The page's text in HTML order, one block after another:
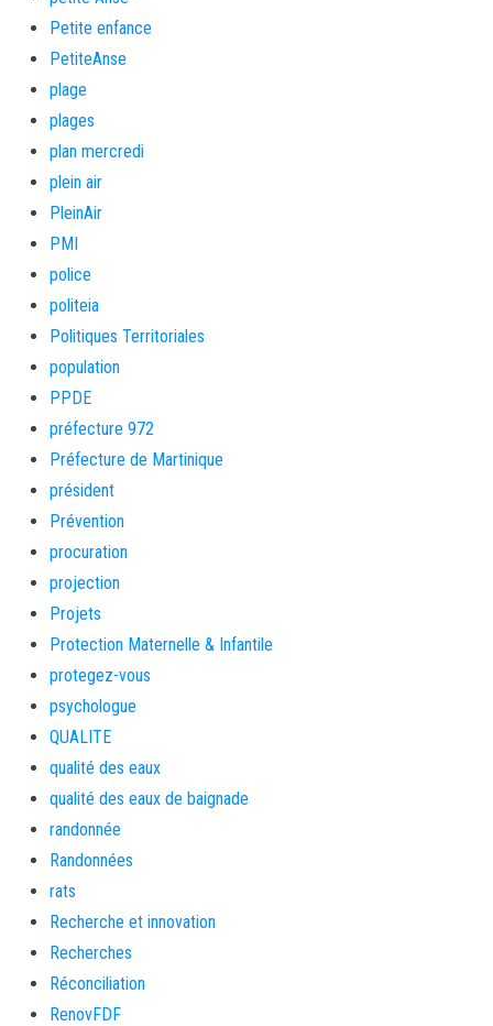
Petite enfance
PetiteAnse
plage
plages
plan mercredi
plein air
PleinAir
PMI
police
politeia
Politiques Territoriales
population
PPDE
préfecture 972
Préfecture de Martinique
président
Prévention
procuration
projection
Projets
Protection Maternelle & Infantile
protegez-vous
psychologue
QUALITE
qualité des eaux
qualité des eaux de baignade
randonnée
Randonnées
rats
Recherche et innovation
Recherches
Réconciliation
RenovFDF